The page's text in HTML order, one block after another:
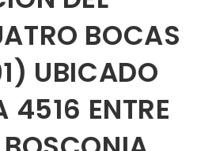
BOCAS
UBICADO
4516 ENTRE